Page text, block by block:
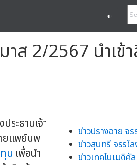
◐
ส 2/2567 นำเข้
ประธานเจ้า
ยแพย์นพ
น เพื่อนำ
ข่าวปรางฉาย จร
ข่าวสุนทรี จรรโ
ข่าวเทคโนเมดิคัล